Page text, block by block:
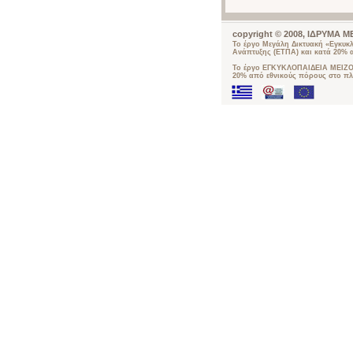
copyright © 2008, ΙΔΡΥΜΑ
Το έργο Μεγάλη Δικτυακή
Ανάπτυξης (ΕΤΠΑ) και κατά 20%
Το έργο ΕΓΚΥΚΛΟΠΑΙΔΕΙΑ
20% από εθνικούς πόρους στο